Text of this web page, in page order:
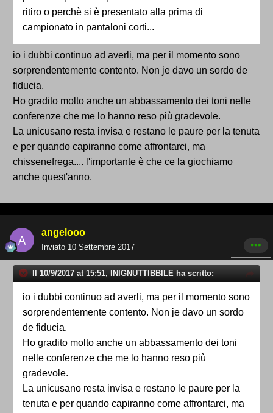
ritiro o perchè si è presentato alla prima di
campionato in pantaloni corti...
io i dubbi continuo ad averli, ma per il momento sono
sorprendentemente contento. Non je davo un sordo de
fiducia.
Ho gradito molto anche un abbassamento dei toni nelle
conferenze che me lo hanno reso più gradevole.
La unicusano resta invisa e restano le paure per la tenuta
e per quando capiranno come affrontarci, ma
chissenefrega.... l'importante è che ce la giochiamo
anche quest'anno.
angelooo
Inviato 10 Settembre 2017
Il 10/9/2017 at 15:51, INIGNUTTIBBILE ha scritto:
io i dubbi continuo ad averli, ma per il momento sono
sorprendentemente contento. Non je davo un sordo
de fiducia.
Ho gradito molto anche un abbassamento dei toni
nelle conferenze che me lo hanno reso più
gradevole.
La unicusano resta invisa e restano le paure per la
tenuta e per quando capiranno come affrontarci, ma